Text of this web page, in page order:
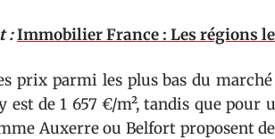
:Immobilier France : Les régions
prix parmi les plus bas du
est de 1 657 €/m², tandis que
Auxerre ou Belfort proposent